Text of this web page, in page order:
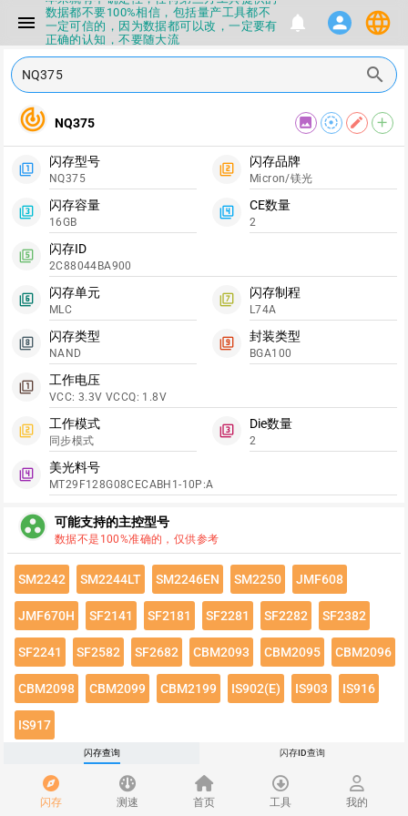
menu
数据都不要100%相信，包括量产工具都不
一定可信的，因为数据都可以改，一定要有
正确的认知，不要随大流
▪如果发现数据有错误，或者存在误导，欢
迎积极反馈，Flashinfo尽量维护最正确的
指导性数据
签啦，使用更加丝滑，快点击下载吧
▪兄弟们没事不要乱下载量产工具，过分了
下载服务会暂停一段时间才能恢复
▪Flashinfo提供的所有数据仅供参考，DIY
本来就有不确定性，任何第三方工具提供的
数据都不要100%相信，包括量产工具都不
一定可信的，因为数据都可以改，一定要有
正确的认知，不要随大流
▪如果发现数据有错误，或者存在误导，欢
迎积极反馈，Flashinfo尽量维护最正确的
指导性数据
▪Flashinfo APP更新技术规格和量产工具标
签啦，使用更加丝滑，快点击下载吧
notifications person language
闪存 测速 首页 工具 我的
search
track_changes NQ375 image filter_tilt_shift edit add
filter_1
闪存型号
NQ375
filter_2
闪存品牌
Micron/镁光
filter_3
闪存容量
16GB
filter_4
CE数量
2
filter_5
闪存ID
2C88044BA900
filter_6
闪存单元
MLC
filter_7
闪存制程
L74A
filter_8
闪存类型
NAND
filter_9
封装类型
BGA100
filter_1
工作电压
VCC: 3.3V VCCQ: 1.8V
filter_2
工作模式
同步模式
filter_3
Die数量
2
filter_4
美光料号
MT29F128G08CECABH1-10P:A
group_work 可能支持的主控型号
数据不是100%准确的，仅供参考
SM2242 SM2244LT SM2246EN SM2250 JMF608
JMF670H SF2141 SF2181 SF2281 SF2282 SF2382
SF2241 SF2582 SF2682 CBM2093 CBM2095 CBM2096
CBM2098 CBM2099 CBM2199 IS902(E) IS903 IS916
IS917
点击绿色按钮有惊喜哦~
闪存速度
闪存查询 闪存ID查询